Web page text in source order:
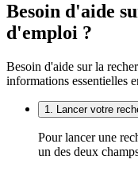
Besoin d'aide
d'emploi ?
Besoin d'aide sur la
informations essentielles
1. Lancer votre
Pour lancer une
un des deux